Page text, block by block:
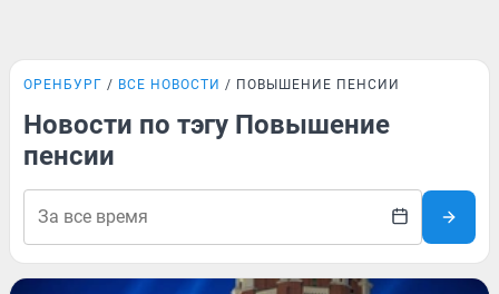
ОРЕНБУРГ ВСЕ НОВОСТИ ПОВЫШЕНИЕ ПЕНСИИ
Новости по тэгу Повышение
пенсии